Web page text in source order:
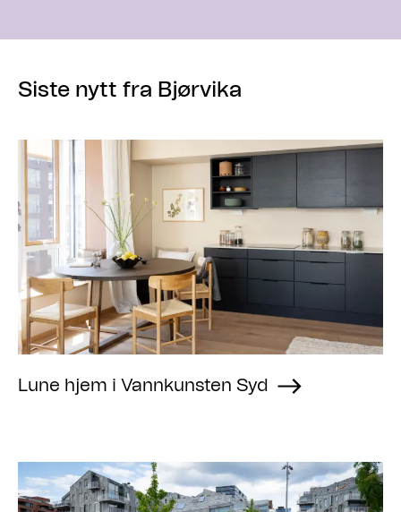
Siste nytt fra Bjørvika
Lune hjem i Vannkunsten Syd